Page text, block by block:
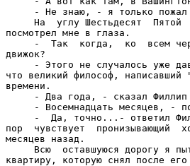
- Не знаю, - я только пожал
На  углу Шестьдесят  Пятой
посмотрел мне в глаза.
-  Так  когда,  ко  всем
движок?
- Этого не случалось уже
что великий философ,
времени.
- Два года, - сказал Филлип
- Восемнадцать месяцев, -
-  Да, точно...- ответил
пор  чувствует  пронизывающий
месяцев назад.
Всю  оставшуюся дорогу я
квартиру, которую снял после